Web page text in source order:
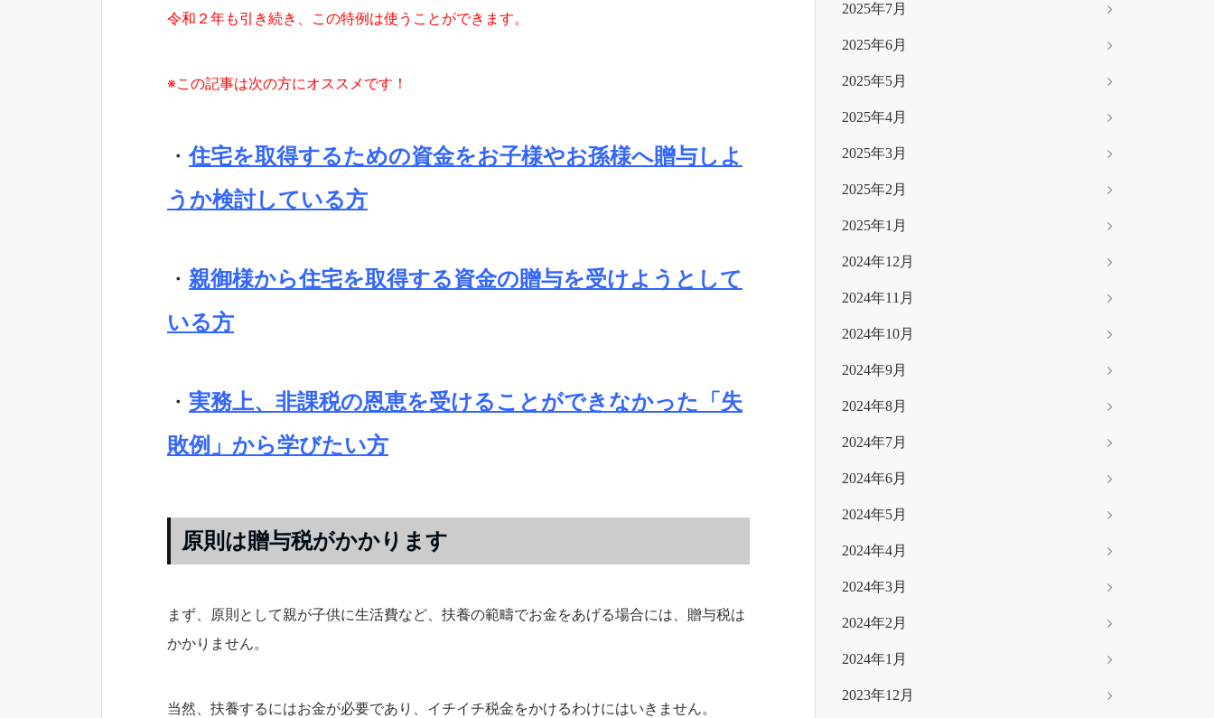
令和２年も引き続き、この特例は使うことができます。
※この記事は次の方にオススメです！
・住宅を取得するための資金をお子様やお孫様へ贈与しよ
うか検討している方
・ 親御様から住宅を取得する資金の贈与を受けようとして
いる方
・ 実務上、非課税の恩恵を受けることができなかった「失
敗例」から学びたい方
原則は贈与税がかかります
まず、原則として親が子供に生活費など、扶養の範疇でお金をあげる場合には、贈与税は
かかりません。
当然、扶養するにはお金が必要であり、イチイチ税金をかけるわけにはいきません。
2025年7月
2025年6月
2025年5月
2025年4月
2025年3月
2025年2月
2025年1月
2024年12月
2024年11月
2024年10月
2024年9月
2024年8月
2024年7月
2024年6月
2024年5月
2024年4月
2024年3月
2024年2月
2024年1月
2023年12月